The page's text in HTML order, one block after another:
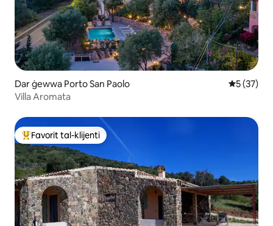
Dar ġewwa Porto San Paolo Rating
5 (37)
Villa Aromata
Wieħed mill-aqwa favoriti tal-klijenti
Favorit tal-klijenti